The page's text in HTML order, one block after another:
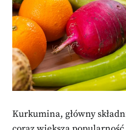
Kurkumina, główny